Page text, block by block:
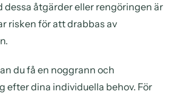
dessa åtgärder eller rengöringen är
risken för att drabbas av
du få en noggrann och
efter dina individuella behov. För